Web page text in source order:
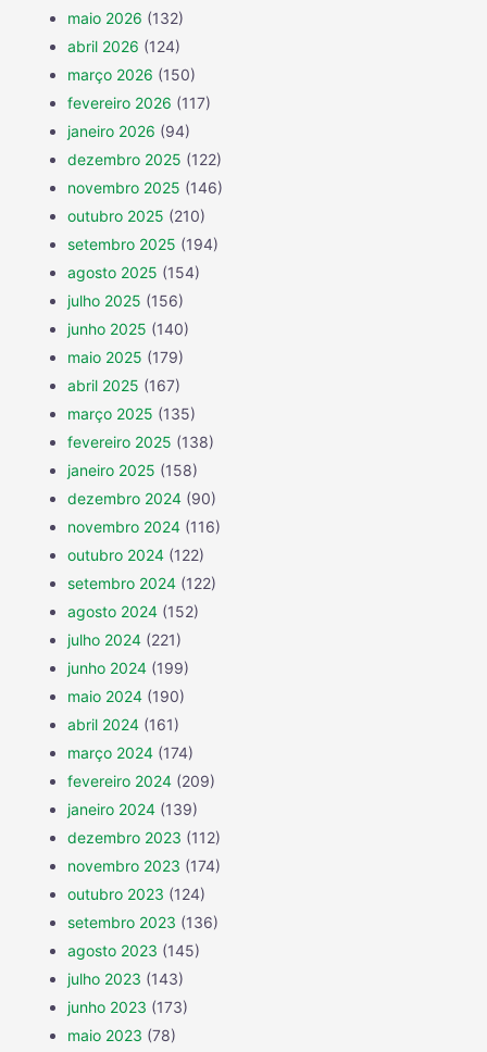
maio 2026 (132)
abril 2026 (124)
março 2026 (150)
fevereiro 2026 (117)
janeiro 2026 (94)
dezembro 2025 (122)
novembro 2025 (146)
outubro 2025 (210)
setembro 2025 (194)
agosto 2025 (154)
julho 2025 (156)
junho 2025 (140)
maio 2025 (179)
abril 2025 (167)
março 2025 (135)
fevereiro 2025 (138)
janeiro 2025 (158)
dezembro 2024 (90)
novembro 2024 (116)
outubro 2024 (122)
setembro 2024 (122)
agosto 2024 (152)
julho 2024 (221)
junho 2024 (199)
maio 2024 (190)
abril 2024 (161)
março 2024 (174)
fevereiro 2024 (209)
janeiro 2024 (139)
dezembro 2023 (112)
novembro 2023 (174)
outubro 2023 (124)
setembro 2023 (136)
agosto 2023 (145)
julho 2023 (143)
junho 2023 (173)
maio 2023 (78)